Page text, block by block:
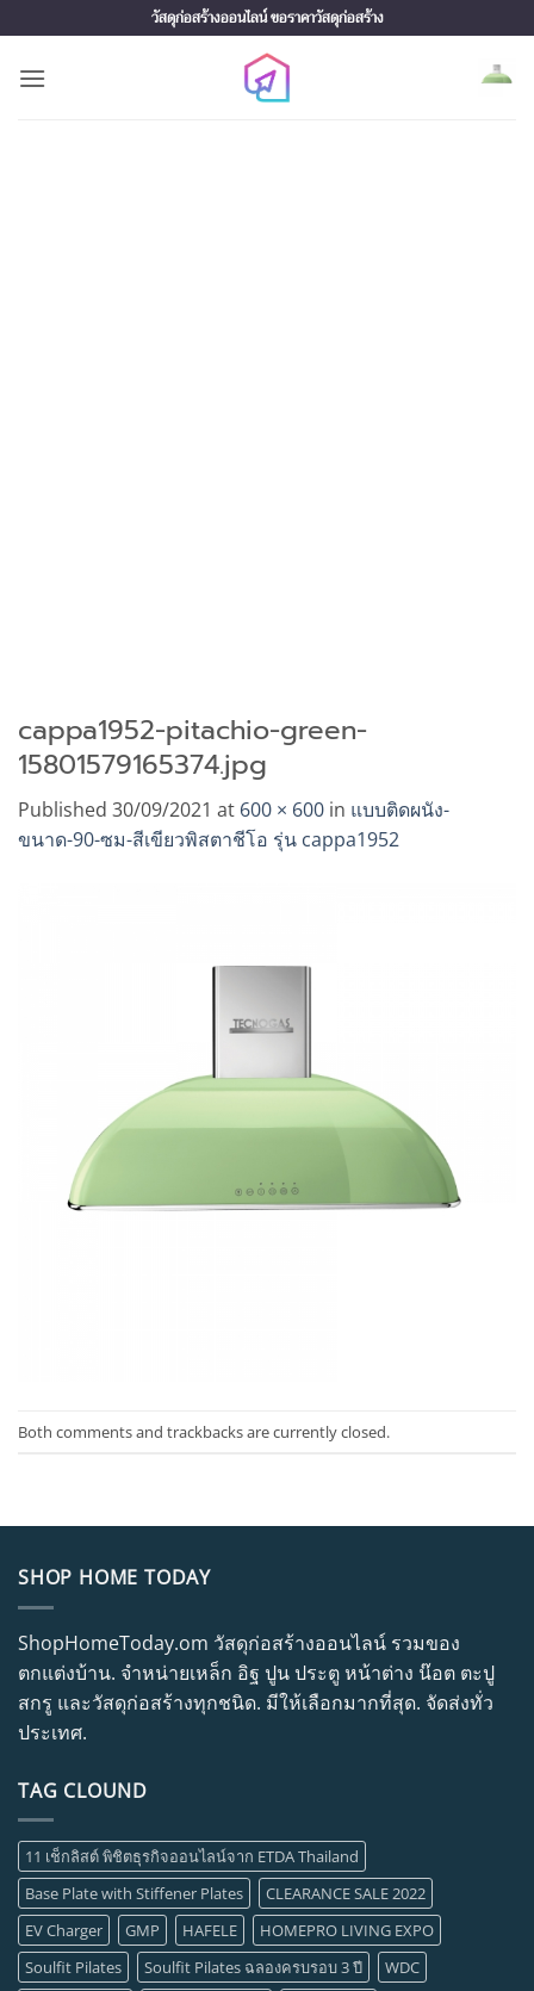
to
content
วัสดุก่อสร้างออนไลน์ ขอราคาวัสดุก่อสร้าง
cappa1952-pitachio-green-
15801579165374.jpg
Published 30/09/2021 at 600 × 600 in แบบติดผนัง-
ขนาด-90-ซม-สีเขียวพิสตาชีโอ รุ่น cappa1952
Both comments and trackbacks are currently closed.
SHOP HOME TODAY
ShopHomeToday.om วัสดุก่อสร้างออนไลน์ รวมของ
ตกแต่งบ้าน. จำหน่ายเหล็ก อิฐ ปูน ประตู หน้าต่าง น๊อต ตะปู
สกรู และวัสดุก่อสร้างทุกชนิด. มีให้เลือกมากที่สุด. จัดส่งทั่ว
ประเทศ.
TAG CLOUND
11 เช็กลิสต์ พิชิตธุรกิจออนไลน์จาก ETDA Thailand
Base Plate with Stiffener Plates
CLEARANCE SALE 2022
EV Charger
GMP HAFELE
HOMEPRO LIVING EXPO
Soulfit Pilates
Soulfit Pilates ฉลองครบรอบ 3 ปี
WDC